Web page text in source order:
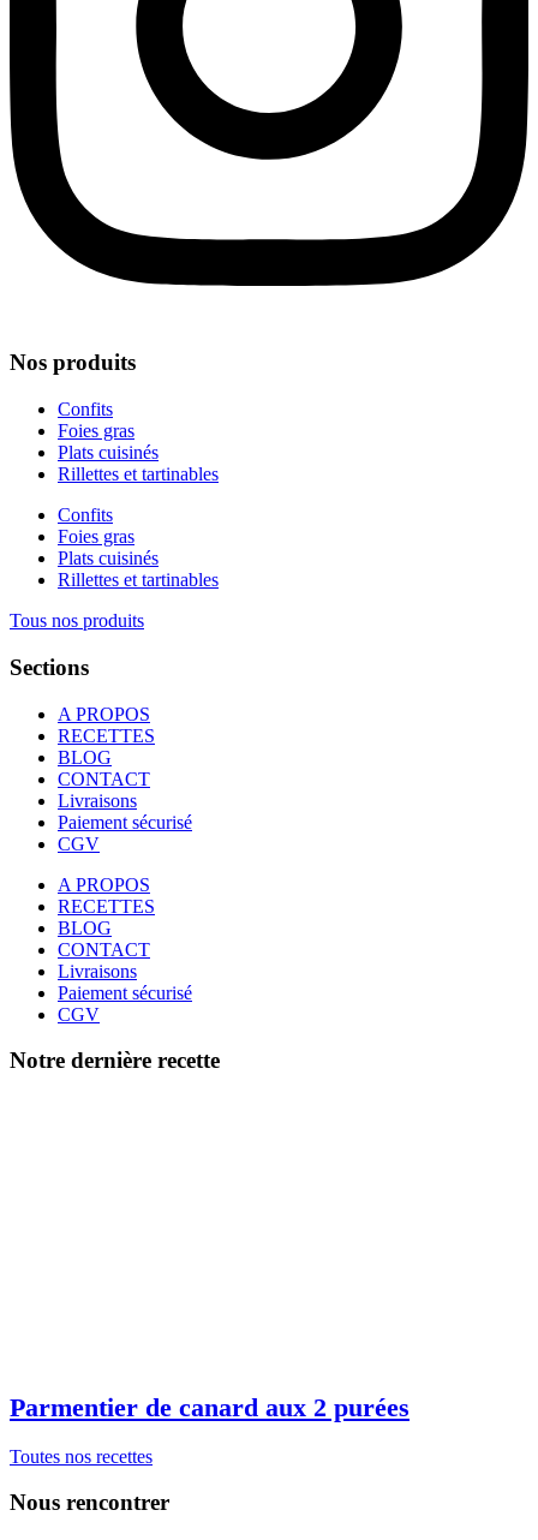
Nos produits
Confits
Foies gras
Plats cuisinés
Rillettes et tartinables
Confits
Foies gras
Plats cuisinés
Rillettes et tartinables
Tous nos produits
Sections
A PROPOS
RECETTES
BLOG
CONTACT
Livraisons
Paiement sécurisé
CGV
A PROPOS
RECETTES
BLOG
CONTACT
Livraisons
Paiement sécurisé
CGV
Notre dernière recette
Parmentier de canard aux 2 purées
Toutes nos recettes
Nous rencontrer